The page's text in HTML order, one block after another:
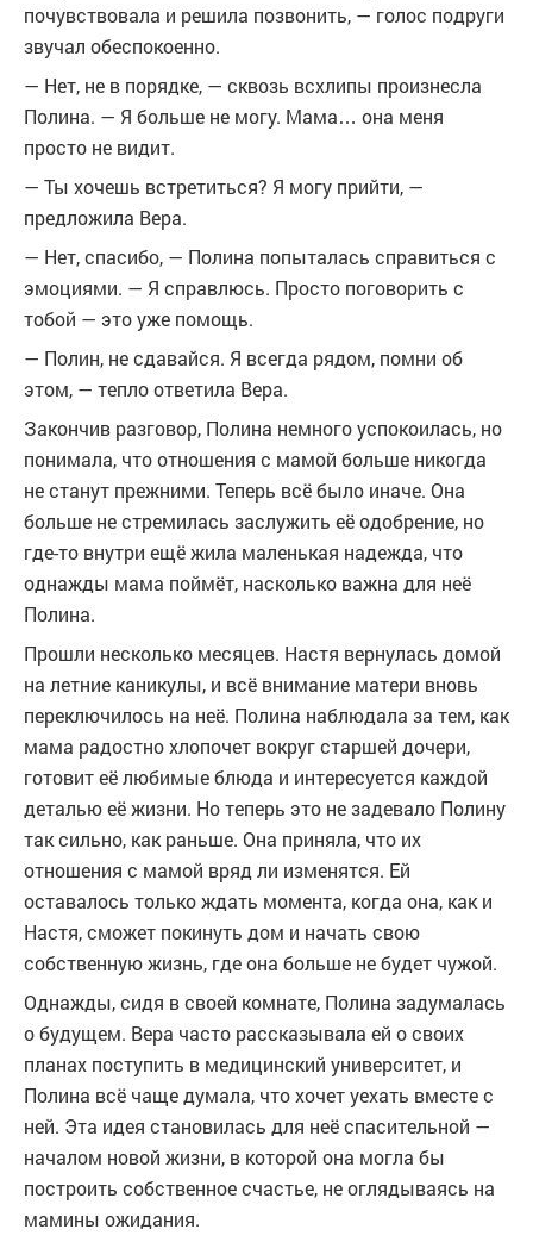
почувствовала и решила позвонить, — голос подруги
звучал обеспокоенно.
— Нет, не в порядке, — сквозь всхлипы произнесла
Полина. — Я больше не могу. Мама… она меня
просто не видит.
— Ты хочешь встретиться? Я могу прийти, —
предложила Вера.
— Нет, спасибо, — Полина попыталась справиться с
эмоциями. — Я справлюсь. Просто поговорить с
тобой — это уже помощь.
— Полин, не сдавайся. Я всегда рядом, помни об
этом, — тепло ответила Вера.
Закончив разговор, Полина немного успокоилась, но
понимала, что отношения с мамой больше никогда
не станут прежними. Теперь всё было иначе. Она
больше не стремилась заслужить её одобрение, но
где-то внутри ещё жила маленькая надежда, что
однажды мама поймёт, насколько важна для неё
Полина.
Прошли несколько месяцев. Настя вернулась домой
на летние каникулы, и всё внимание матери вновь
переключилось на неё. Полина наблюдала за тем, как
мама радостно хлопочет вокруг старшей дочери,
готовит её любимые блюда и интересуется каждой
деталью её жизни. Но теперь это не задевало Полину
так сильно, как раньше. Она приняла, что их
отношения с мамой вряд ли изменятся. Ей
оставалось только ждать момента, когда она, как и
Настя, сможет покинуть дом и начать свою
собственную жизнь, где она больше не будет чужой.
Однажды, сидя в своей комнате, Полина задумалась
о будущем. Вера часто рассказывала ей о своих
планах поступить в медицинский университет, и
Полина всё чаще думала, что хочет уехать вместе с
ней. Эта идея становилась для неё спасительной —
началом новой жизни, в которой она могла бы
построить собственное счастье, не оглядываясь на
мамины ожидания.